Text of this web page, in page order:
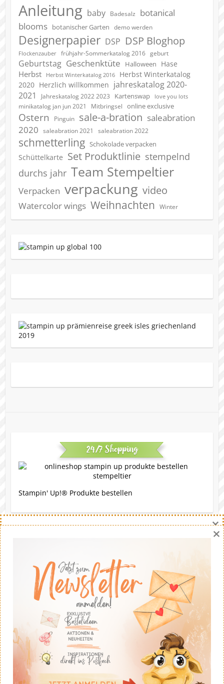
Anleitung baby Badesalz
botanical
blooms botanischer Garten demo werden
Designerpapier DSP DSP Bloghop
Flockenzauber frühjahr-Sommerkatalog 2016 geburt
Geburtstag Geschenktüte Halloween Hase
Herbst Herbst Winterkatalog 2016
Herbst Winterkatalog
2020 Herzlich willkommen jahreskatalog 2020-
2021
Jahreskatalog 2022 2023 Kartenswap love you lots
minikatalog jan jun 2021 Mitbringsel online exclusive
Ostern Pinguin sale-a-bration saleabration
2020
saleabration 2021 saleabration 2022
schmetterling Schokolade verpacken
Schüttelkarte Set Produktlinie stempelnd
durchs jahr Team Stempeltier
Verpacken verpackung video
Watercolor wings Weihnachten Winter
24/7 Shopping
Stampin' Up!® Produkte bestellen
Eine Bitte
Gerne darfst du meine Werke nachbasteln. Die Ideen
stammen - soweit nicht anders angegeben - von mir.
Wenn du meine Ideen auf deinem eigenen Blog
veröffentlichst solltest du fairerweise auf mich und
meinen Blog verweisen. Eine kommerzielle Nutzung ist
untersagt. Dankeschön!
×
×